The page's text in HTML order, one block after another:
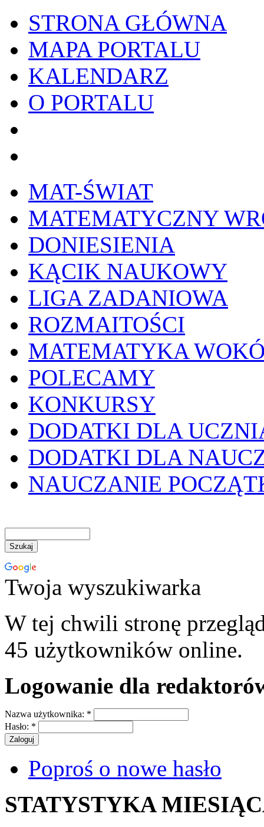
STRONA GŁÓWNA
MAPA PORTALU
KALENDARZ
O PORTALU
MAT-ŚWIAT
MATEMATYCZNY
DONIESIENIA
KĄCIK NAUKOWY
LIGA ZADANIOWA
ROZMAITOŚCI
MATEMATYKA
POLECAMY
KONKURSY
DODATKI DLA
DODATKI DLA
NAUCZANIE
Twoja wyszukiwarka
W tej chwili stronę
45 użytkowników online.
Logowanie dla
Nazwa użytkownika: *
Hasło: *
Poproś o nowe hasło
STATYSTYKA